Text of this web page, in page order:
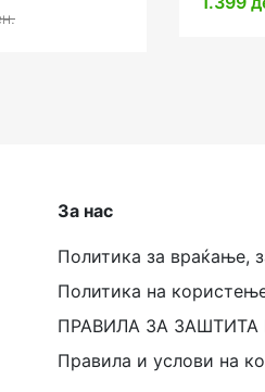
За нас
Политика за враќање,
Политика на
ПРАВИЛА ЗА
Правила и услови на